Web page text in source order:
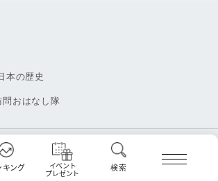
キング イベント
プレゼント
検索
本の歴史
おはなし隊
お問い合わせ
利用規約
について
プライバシーポリシー